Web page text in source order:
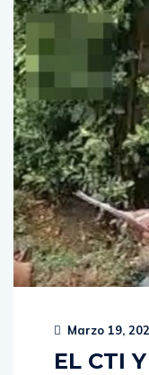
Marzo 19,
EL CTI